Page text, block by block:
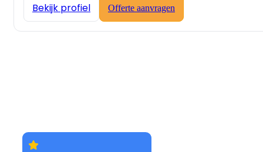
Bekijk profiel Offerte aanvragen